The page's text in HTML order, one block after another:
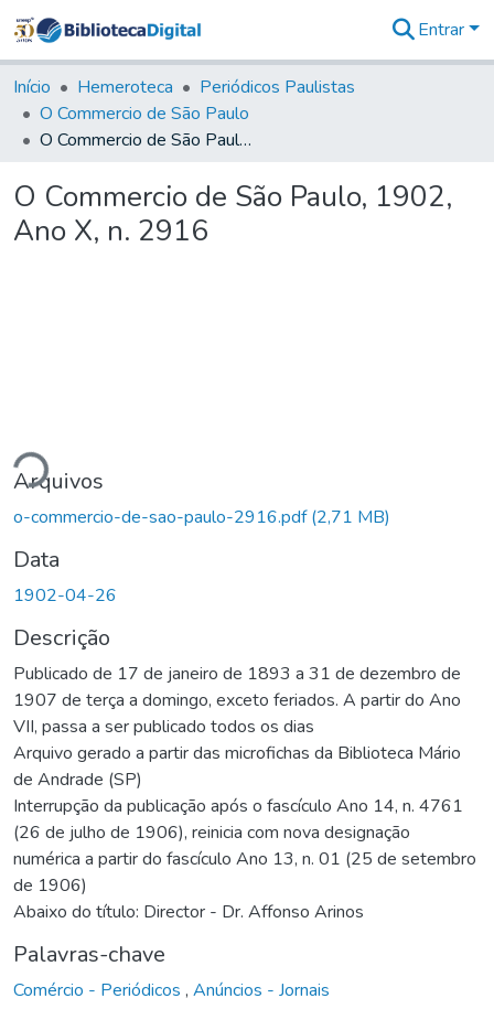
&
Coleções
Tudo na
Biblioteca
Estatísticas
Entrar
Início Hemeroteca
Periódicos Paulistas
O Commercio de São Paulo
O Commercio de São Paulo, 1902, Ano X, n. 2916
O Commercio de São Paulo, 1902,
Ano X, n. 2916
Arquivos
o-commercio-de-sao-paulo-2916.pdf(2,71 MB)
Data
1902-04-26
Descrição
Publicado de 17 de janeiro de 1893 a 31 de dezembro de
1907 de terça a domingo, exceto feriados. A partir do Ano
VII, passa a ser publicado todos os dias
Arquivo gerado a partir das microfichas da Biblioteca Mário
de Andrade (SP)
Interrupção da publicação após o fascículo Ano 14, n. 4761
(26 de julho de 1906), reinicia com nova designação
numérica a partir do fascículo Ano 13, n. 01 (25 de setembro
de 1906)
Abaixo do título: Director - Dr. Affonso Arinos
Palavras-chave
Comércio - Periódicos , Anúncios - Jornais